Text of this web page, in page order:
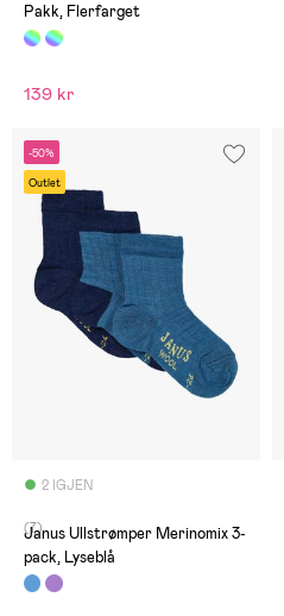
Pakk, Flerfarget
139 kr
-50%
Outlet
2 IGJEN
(7)
Janus Ullstrømper Merinomix 3-
pack, Lyseblå